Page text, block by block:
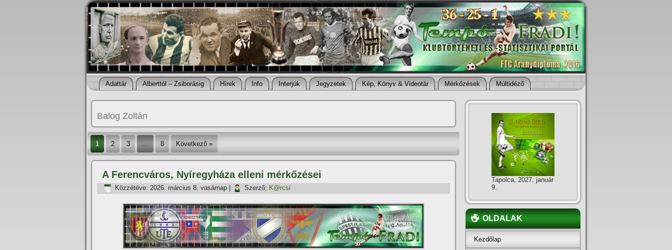
Adattár Alberttól – Zsiborásig Hí­rek Info Interjúk Jegyzetek Kép, Könyv & Videotár Mérkőzések Múltidéző
Balog Zoltán
1 2 3 … 8 Következő »
A Ferencváros, Nyí­regyháza elleni mérkőzései
Közzétéve: 2026. március 8. vasárnap Szerző: K@rcsi
Tapolca, 2027. január
9.
OLDALAK
Kezdőlap